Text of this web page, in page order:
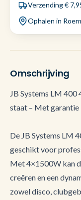
Verzending €
Ophalen in
Omschrijving
JB Systems LM
staat – Met garantie
De JB Systems LM
geschikt voor
Met 4×1500W kan
creëren en een
zowel disco,